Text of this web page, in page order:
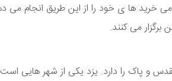
خرید ها ی خود را از این طریق انجام می
برگزار می کنند.
و پاک را دارد. یزد یکی از شهر هایی